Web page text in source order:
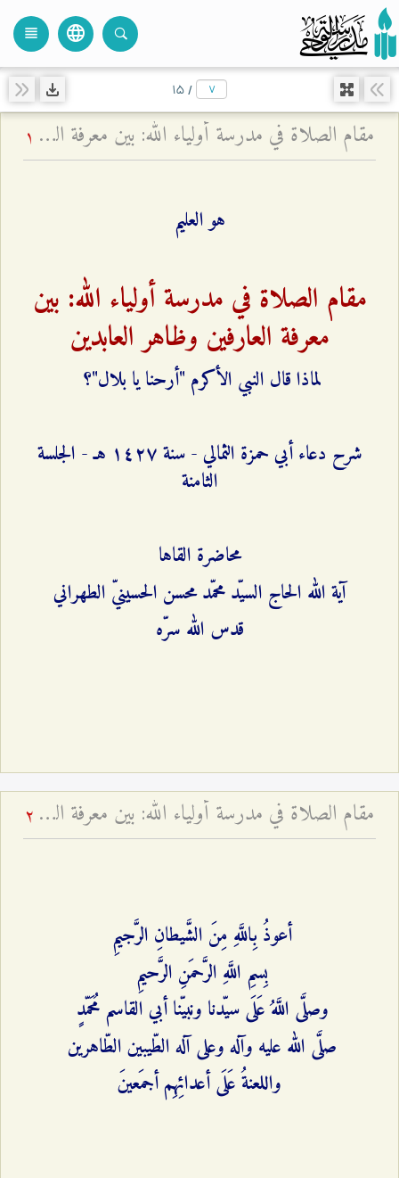
language
view_headline
/۱۵
مقام الصلاة في مدرسة أولياء الله: بين معرفة العارفين وظاهر العابدين - لماذا قال النبي الأكرم أرحنا يا بلال؟ 1
هو العليم
مقام الصلاة في مدرسة أولياء الله: بين
معرفة العارفين وظاهر العابدين
لماذا قال النبي الأكرم "أرحنا يا بلال"؟
شرح دعاء أبي حمزة الثمالي - سنة ۱٤٢۷ هـ - الجلسة
الثامنة
محاضرة القاها
آية الله الحاج السيّد محمّد محسن الحسينيّ الطهراني
قدس الله سرّه
مقام الصلاة في مدرسة أولياء الله: بين معرفة العارفين وظاهر العابدين - لماذا قال النبي الأكرم أرحنا يا بلال؟ 2
أعوذُ بِاللَّهِ مِنَ الشَّیطانِ الرَّجیمِ
بِسمِ اللَّهِ الرَّحمَنِ الرَّحیمِ
وصلَّی‌ اللَّهُ عَلَی سیّدنا ونبیّنا أبي ‌القاسم مُحَمّدٍ
صلَّی الله علیه وآله وعلی آله الطّیبین الطّاهرین
واللعنةُ عَلَی أعدائِهِم أجمَعینَ